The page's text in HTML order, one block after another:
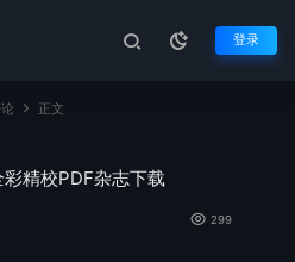
登录
正文
精校PDF杂志下载
299